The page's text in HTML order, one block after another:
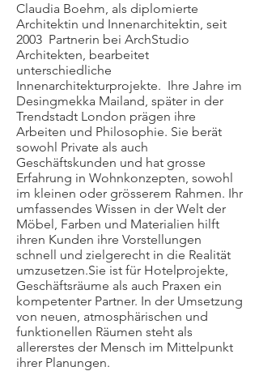
Claudia Boehm, als diplomierte
Architektin und Innenarchitektin, seit
2003 Partnerin bei ArchStudio
Architekten, bearbeitet
unterschiedliche
Innenarchitekturprojekte. Ihre Jahre im
Desingmekka Mailand, später in der
Trendstadt London prägen ihre
Arbeiten und Philosophie. Sie berät
sowohl Private als auch
Geschäftskunden und hat grosse
Erfahrung in Wohnkonzepten, sowohl
im kleinen oder grösserem Rahmen. Ihr
umfassendes Wissen in der Welt der
Möbel, Farben und Materialien hilft
ihren Kunden ihre Vorstellungen
schnell und zielgerecht in die Realität
umzusetzen.Sie ist für Hotelprojekte,
Geschäftsräume als auch Praxen ein
kompetenter Partner. In der Umsetzung
von neuen, atmosphärischen und
funktionellen Räumen steht als
allererstes der Mensch im Mittelpunkt
ihrer Planungen.